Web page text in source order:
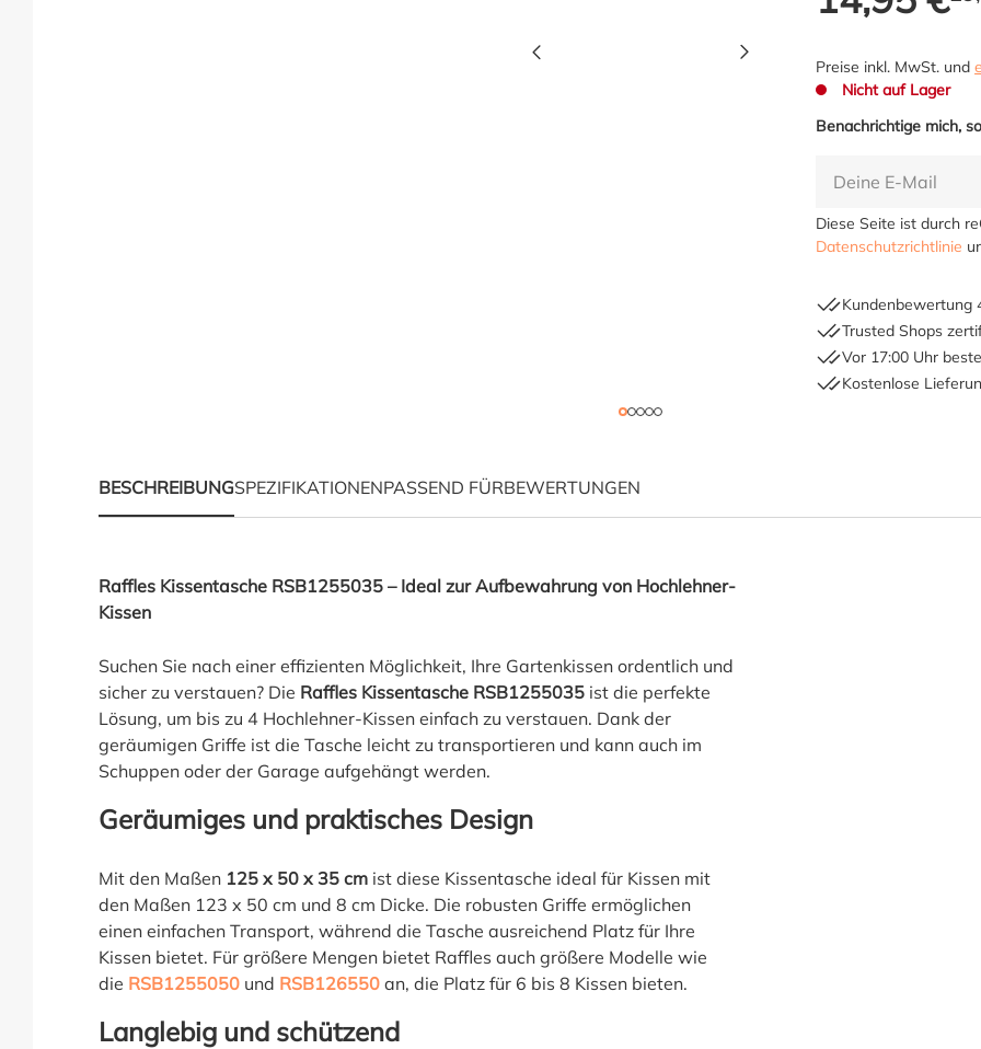
Preise inkl. MwSt. und
Nicht auf Lager
Benachrichtige mich,
Diese Seite ist durch
Datenschutzrichtlinie
Kundenbewertung
Trusted Shops
Vor 17:00 Uhr
Kostenlose
BESCHREIBUNGSPEZIFIKATIONENPASSEND FÜRBEWERTUNGEN
Produktinformationen "Gartenkissen-
Raffles Kissentasche RSB1255035 – Ideal zur Aufbewahrung von Hochlehner-
Kissen
Suchen Sie nach einer effizienten Möglichkeit, Ihre Gartenkissen ordentlich und
sicher zu verstauen? Die Raffles Kissentasche RSB1255035 ist die perfekte
Lösung, um bis zu 4 Hochlehner-Kissen einfach zu verstauen. Dank der
geräumigen Griffe ist die Tasche leicht zu transportieren und kann auch im
Schuppen oder der Garage aufgehängt werden.
Geräumiges und praktisches Design
Mit den Maßen 125 x 50 x 35 cm ist diese Kissentasche ideal für Kissen mit
den Maßen 123 x 50 cm und 8 cm Dicke. Die robusten Griffe ermöglichen
einen einfachen Transport, während die Tasche ausreichend Platz für Ihre
Kissen bietet. Für größere Mengen bietet Raffles auch größere Modelle wie
die RSB1255050 und RSB126550 an, die Platz für 6 bis 8 Kissen bieten.
Langlebig und schützend